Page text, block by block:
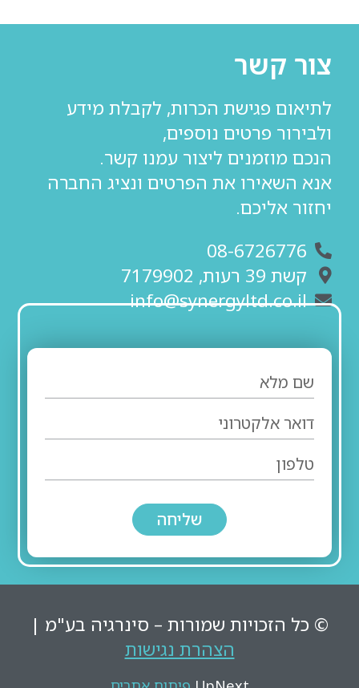
צור קשר
לתיאום פגישת הכרות, לקבלת מידע
ולבירור פרטים נוספים,
הנכם מוזמנים ליצור עמנו קשר.
אנא השאירו את הפרטים ונציג החברה
יחזור אליכם.
08-6726776
קשת 39 רעות, 7179902
info@synergyltd.co.il
שליחה
© כל הזכויות שמורות – סינרגיה בע"מ |
הצהרת נגישות